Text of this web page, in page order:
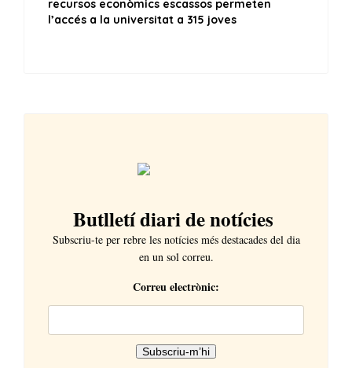
Butlletí diari de notícies
Subscriu-te per rebre les notícies més destacades del dia
en un sol correu.
Correu electrònic: